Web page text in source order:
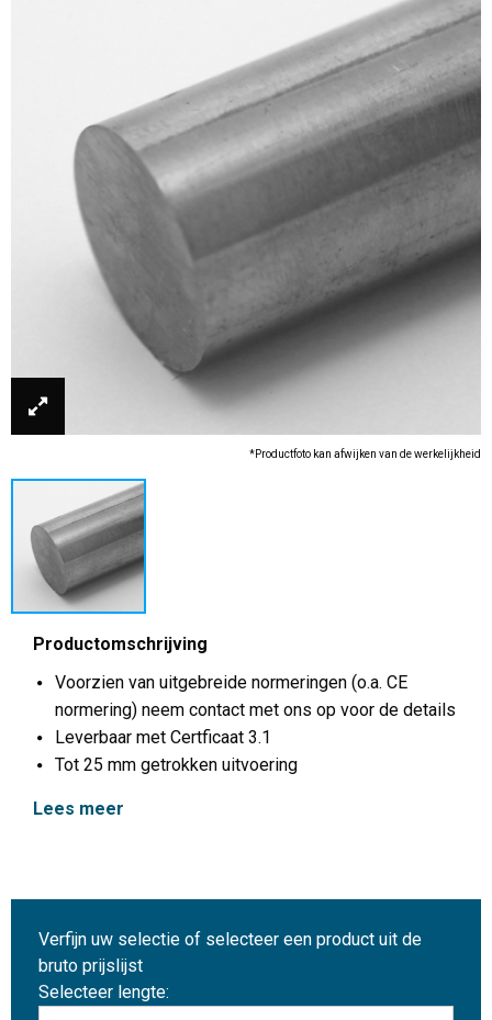
*Productfoto kan afwijken van de werkelijkheid
Productomschrijving
Voorzien van uitgebreide normeringen (o.a. CE
normering) neem contact met ons op voor de details
Leverbaar met Certficaat 3.1
Tot 25 mm getrokken uitvoering
Lees meer
Verfijn uw selectie of selecteer een product uit de
bruto prijslijst
Selecteer lengte: